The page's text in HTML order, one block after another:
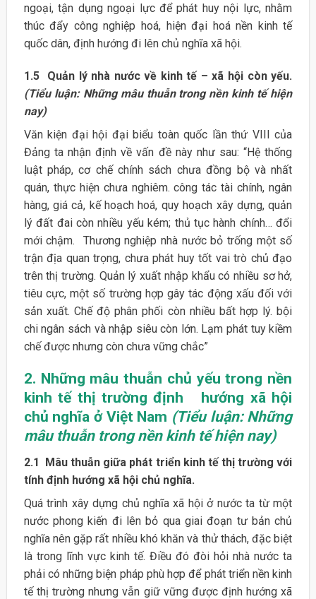
ngoại, tận dụng ngoại lực để phát huy nội lực, nhằm
thúc đẩy công nghiệp hoá, hiện đại hoá nền kinh tế
quốc dân, định hướng đi lên chủ nghĩa xã hội.
1.5 Quản lý nhà nước về kinh tế – xã hội còn yếu.
(Tiểu luận: Những mâu thuẫn trong nền kinh tế hiện
nay)
Văn kiện đại hội đại biểu toàn quốc lần thứ VIII của
Đảng ta nhận định về vấn đề này như sau: “Hệ thống
luật pháp, cơ chế chính sách chưa đồng bộ và nhất
quán, thực hiện chưa nghiêm. công tác tài chính, ngân
hàng, giá cả, kế hoạch hoá, quy hoạch xây dựng, quản
lý đất đai còn nhiều yếu kém; thủ tục hành chính… đổi
mới chậm. Thương nghiệp nhà nước bỏ trống một số
trận địa quan trọng, chưa phát huy tốt vai trò chủ đạo
trên thị trường. Quản lý xuất nhập khẩu có nhiều sơ hở,
tiêu cực, một số trường hợp gây tác động xấu đối với
sản xuất. Chế độ phân phối còn nhiều bất hợp lý. bội
chi ngân sách và nhập siêu còn lớn. Lạm phát tuy kiềm
chế được nhưng còn chưa vững chắc”
2. Những mâu thuẫn chủ yếu trong nền
kinh tế thị trường định hướng xã hội
chủ nghĩa ở Việt Nam (Tiểu luận: Những
mâu thuẫn trong nền kinh tế hiện nay)
2.1 Mâu thuẫn giữa phát triển kinh tế thị trường với
tính định hướng xã hội chủ nghĩa.
Quá trình xây dựng chủ nghĩa xã hội ở nước ta từ một
nước phong kiến đi lên bỏ qua giai đoạn tư bản chủ
nghĩa nên gặp rất nhiều khó khăn và thử thách, đặc biệt
là trong lĩnh vực kinh tế. Điều đó đòi hỏi nhà nước ta
phải có những biện pháp phù hợp để phát triển nền kinh
tế thị trường nhưng vẫn giữ vững được định hướng xã